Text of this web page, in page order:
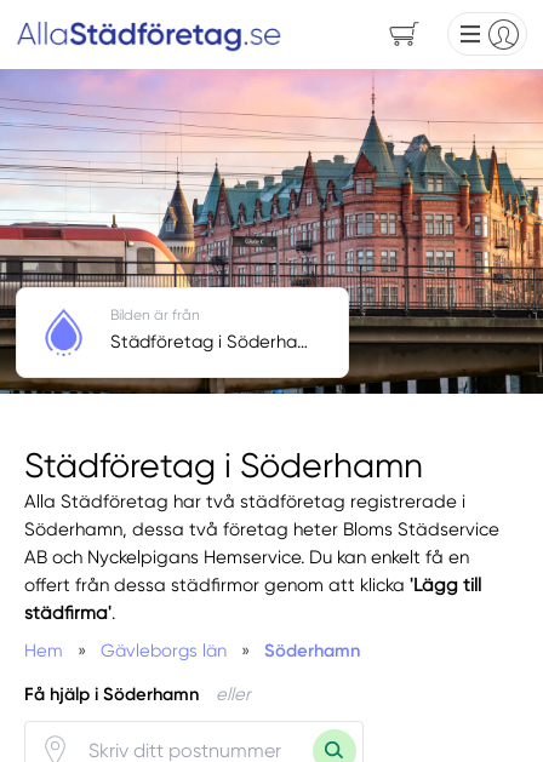
Städföretag i Söderhamn
Alla Städföretag har två städföretag registrerade i
Söderhamn, dessa två företag heter Bloms Städservice
AB och Nyckelpigans Hemservice. Du kan enkelt få en
offert från dessa städfirmor genom att klicka'Lägg till
städfirma'.
Hem
» Gävleborgs län » Söderhamn
Få hjälp i Söderhamn eller
Bilden är från
Städföretag i Söderhamn